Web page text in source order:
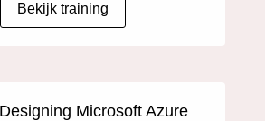
Bekijk training
Microsoft Azure